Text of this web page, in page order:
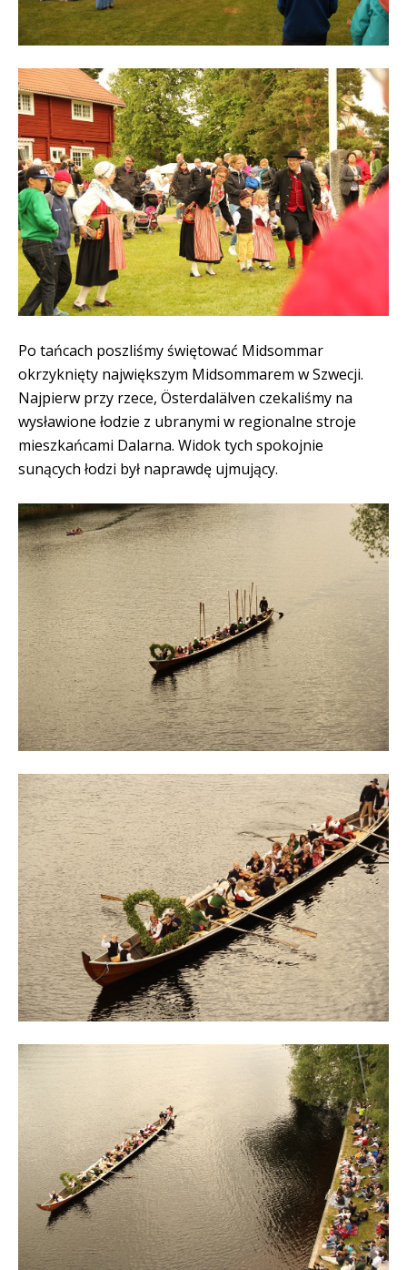
Po tańcach poszliśmy świętować Midsommar
okrzyknięty największym Midsommarem w Szwecji.
Najpierw przy rzece, Österdalälven czekaliśmy na
wysławione łodzie z ubranymi w regionalne stroje
mieszkańcami Dalarna. Widok tych spokojnie
sunących łodzi był naprawdę ujmujący.